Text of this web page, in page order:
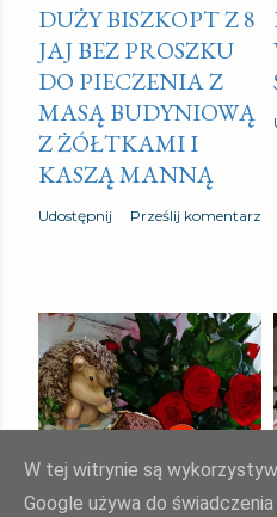
DUŻY BISZKOPT Z 8
JAJ BEZ PROSZKU
DO PIECZENIA Z
MASĄ BUDYNIOWĄ
Z ŻÓŁTKAMI I
KASZĄ MANNĄ
Udostępnij Prześlij komentarz
W tej witrynie są
Google używa do świadczenia